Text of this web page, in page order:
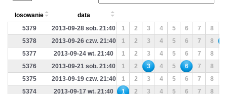
losowanie
data
5379
2013-09-28 sob. 21:40 1 2 3 4 5 6 7 8
5378
2013-09-26 czw. 21:40 1 2 3 4 5 6 7 8
5377
2013-09-24 wt. 21:40 1 2 3 4 5 6 7 8
5376
2013-09-21 sob. 21:40 1 2 3 4 5 6 7 8
5375
2013-09-19 czw. 21:40 1 2 3 4 5 6 7 8
5374
2013-09-17 wt. 21:40 1 2 3 4 5 6 7 8